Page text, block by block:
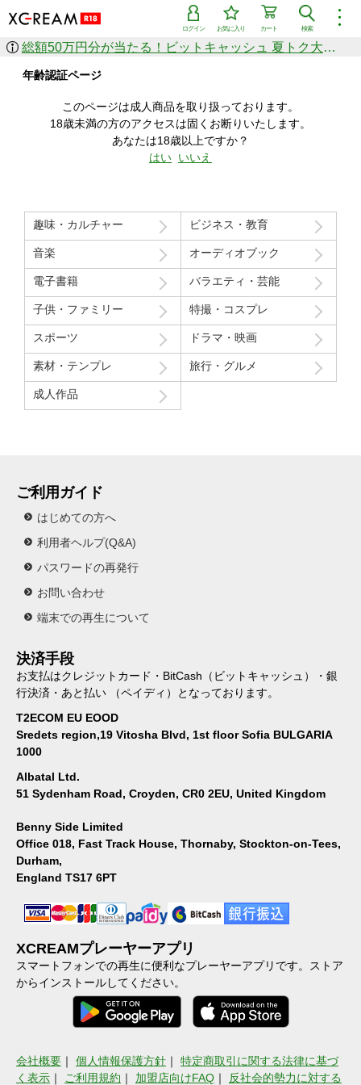
︙
検索
カート
お気に入り
ログイン
作品を探す
ジャンル
シリーズ
人気のセール中商品
新着セール中商品
すべての作品から探す
価格の安い順
価格の高い順
月間ランキング
年間ランキング
総額50万円分が当たる！ビットキャッシュ 夏トク大感謝祭
年齢認証ページ
このページは成人商品を取り扱っております。
18歳未満の方のアクセスは固くお断りいたします。
あなたは18歳以上ですか？
はい いいえ
趣味・カルチャー ビジネス・教育
音楽 オーディオブック
電子書籍 バラエティ・芸能
子供・ファミリー 特撮・コスプレ
スポーツ ドラマ・映画
素材・テンプレ 旅行・グルメ
成人作品
ご利用ガイド
はじめての方へ
利用者ヘルプ(Q&A)
パスワードの再発行
お問い合わせ
端末での再生について
決済手段
お支払はクレジットカード・BitCash（ビットキャッシュ）・銀
行決済・あと払い （ペイディ）となっております。
T2ECOM EU EOOD
Sredets region,19 Vitosha Blvd, 1st floor Sofia BULGARIA
1000
Albatal Ltd.
51 Sydenham Road, Croyden, CR0 2EU, United Kingdom
Benny Side Limited
Office 018, Fast Track House, Thornaby, Stockton-on-Tees,
Durham,
England TS17 6PT
XCREAMプレーヤーアプリ
スマートフォンでの再生に便利なプレーヤーアプリです。ストア
からインストールしてください。
会社概要 ｜ 個人情報保護方針 ｜ 特定商取引に関する法律に基づ
く表示 ｜ ご利用規約 ｜ 加盟店向けFAQ ｜ 反社会的勢力に対する